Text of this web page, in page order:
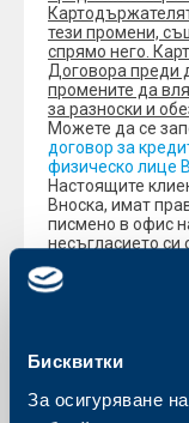
Бисквитки
За осигуряване
тези промени,
спрямо него.
Договора преди
промените да
за разноски и
Можете да се
договор за
физическо лице
Настоящите
Вноска, имат
писмено в офис
несъгласието си
прекратят
дължат
Банк България
0700 10 000